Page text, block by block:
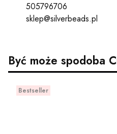
505796706
sklep@silverbeads.pl
Być może spodoba
Bestseller